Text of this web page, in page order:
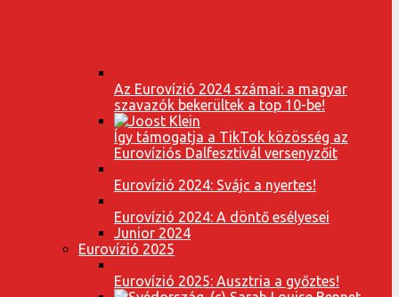
Az Eurovízió 2024 számai: a magyar
szavazók bekerültek a top 10-be!
Így támogatja a TikTok közösség az
Eurovíziós Dalfesztivál versenyzőit
Eurovízió 2024: Svájc a nyertes!
Eurovízió 2024: A döntő esélyesei
Junior 2024
Eurovízió 2025
Eurovízió 2025: Ausztria a győztes!